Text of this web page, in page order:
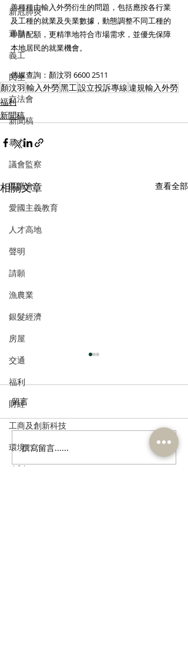
新冠肺炎
選舉
義工
民生
立法會
新聞稿
暴力
議會監察
區議會
愛國主義教育
人才高地
聲明
請願
漁農業
銀髮經濟
房屋
交通
福利
財經
工商及創新科技
環境
政制
善種種由輸入外勞衍生的問題，包括應按各行業
及工種的就業及失業數據，動態調整不同工種的
申請配額，更精準地符合市場需求，並優先保障
本地居民的就業機會。
傳媒查詢：顏汶羽 6600 2511
顏汶羽輸入外勞黑工設立投訴專線違規輸入外勞
福利
新聞稿
相關文章 查看全部
走進蔚來、國盾量子與科
大訊飛，港區人大代表團
留言
撰寫留言......